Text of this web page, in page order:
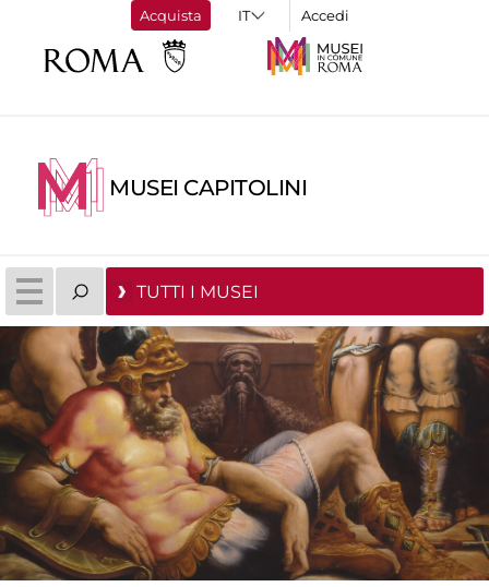
Acquista Accedi
MUSEI CAPITOLINI
TUTTI I MUSEI